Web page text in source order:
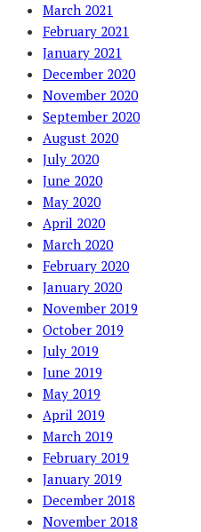
March 2021
February 2021
January 2021
December 2020
November 2020
September 2020
August 2020
July 2020
June 2020
May 2020
April 2020
March 2020
February 2020
January 2020
November 2019
October 2019
July 2019
June 2019
May 2019
April 2019
March 2019
February 2019
January 2019
December 2018
November 2018